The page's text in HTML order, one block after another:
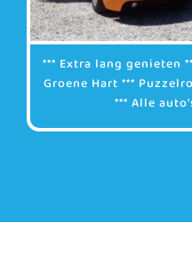
*** Extra lang genieten
Groene Hart ***
*** Alle